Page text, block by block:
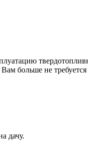
больше не требуется
дачу.